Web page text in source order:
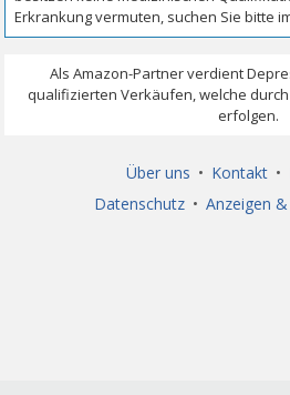
Über uns • Kontakt •
Datenschutz • Anzeigen